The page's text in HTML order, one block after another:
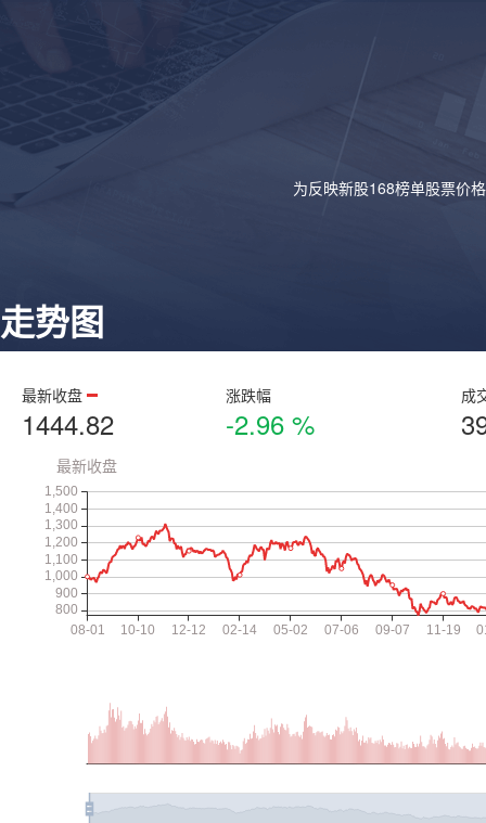
为反映新股168榜单股票价
走势图
最新收盘
1444.82
涨跌幅
-2.96 %
成